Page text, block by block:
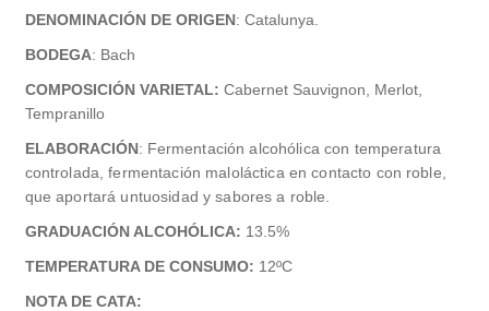
DENOMINACIÓN DE ORIGEN: Catalunya.
BODEGA: Bach
COMPOSICIÓN VARIETAL: Cabernet Sauvignon, Merlot,
Tempranillo
ELABORACIÓN: Fermentación alcohólica con temperatura
controlada, fermentación maloláctica en contacto con roble,
que aportará untuosidad y sabores a roble.
GRADUACIÓN ALCOHÓLICA: 13.5%
TEMPERATURA DE CONSUMO: 12ºC
NOTA DE CATA: